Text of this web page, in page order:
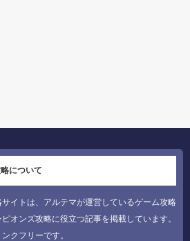
について
イトは、アルテマが運営しているゲーム攻略
オンズ攻略に役立つ記事を掲載しています。
クフリーです。